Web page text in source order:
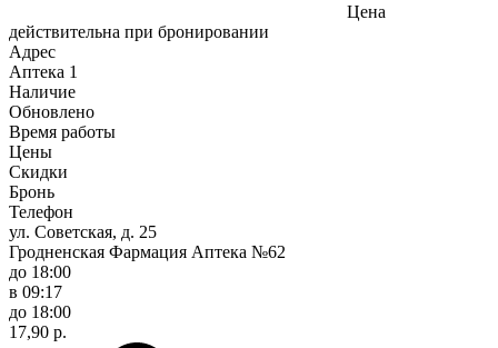
Цена
действительна при бронировании
Адрес
Аптека 1
Наличие
Обновлено
Время работы
Цены
Скидки
Бронь
Телефон
ул. Советская, д. 25
Гродненская Фармация Аптека №62
до 18:00
в 09:17
до 18:00
17,90 р.